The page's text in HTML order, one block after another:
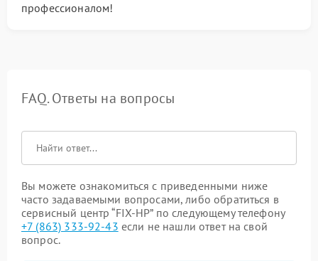
профессионалом!
FAQ. Ответы на вопросы
Вы можете ознакомиться с приведенными ниже
часто задаваемыми вопросами, либо обратиться в
сервисный центр “FIX-HP” по следующему телефону
+7 (863) 333-92-43 если не нашли ответ на свой
вопрос.